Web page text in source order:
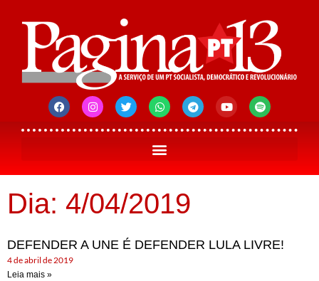
Dia: 4/04/2019
DEFENDER A UNE É DEFENDER LULA LIVRE!
4 de abril de 2019
Leia mais »